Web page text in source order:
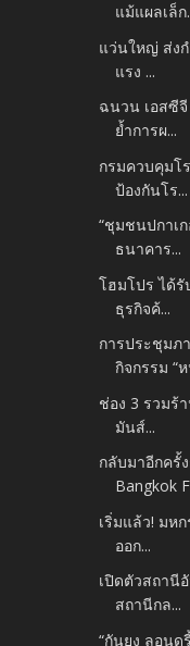
แม้แผลเล็ก
แว่นใหญ่ ส่ง
แรง ...
ฉนวน เอสซี
ย้ำการผ...
กรมควบคุมโ
ป้องกันโร...
“ชุมชนปกาเ
ธนาคาร...
โฮมโปร ได้
ธุรกิจค้...
การประชุมภ
กิจกรรม “
ช่อง 3 รวมร้
มันส์...
กลับมาอีกครั้
Bangkok
เริ่มแล้ว! มห
ออก...
เปิดตัวสถานี
สถานีกล...
“กันยง ลอนด